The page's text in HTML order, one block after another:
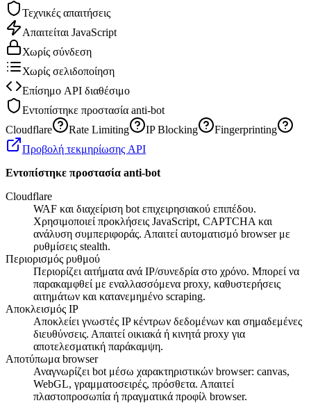
Τεχνικές απαιτήσεις
Απαιτείται JavaScript
Χωρίς σύνδεση
Χωρίς σελιδοποίηση
Επίσημο API διαθέσιμο
Εντοπίστηκε προστασία anti-bot
Cloudflare
Rate Limiting IP Blocking
Fingerprinting
Προβολή τεκμηρίωσης API
Εντοπίστηκε προστασία anti-bot
Cloudflare
WAF και διαχείριση bot επιχειρησιακού επιπέδου.
Χρησιμοποιεί προκλήσεις JavaScript, CAPTCHA και
ανάλυση συμπεριφοράς. Απαιτεί αυτοματισμό browser με
ρυθμίσεις stealth.
Περιορισμός ρυθμού
Περιορίζει αιτήματα ανά IP/συνεδρία στο χρόνο. Μπορεί να
παρακαμφθεί με εναλλασσόμενα proxy, καθυστερήσεις
αιτημάτων και κατανεμημένο scraping.
Αποκλεισμός IP
Αποκλείει γνωστές IP κέντρων δεδομένων και σημαδεμένες
διευθύνσεις. Απαιτεί οικιακά ή κινητά proxy για
αποτελεσματική παράκαμψη.
Αποτύπωμα browser
Αναγνωρίζει bot μέσω χαρακτηριστικών browser: canvas,
WebGL, γραμματοσειρές, πρόσθετα. Απαιτεί
πλαστοπροσωπία ή πραγματικά προφίλ browser.